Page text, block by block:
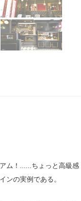
ム！......ちょっと高級感
の実例である。